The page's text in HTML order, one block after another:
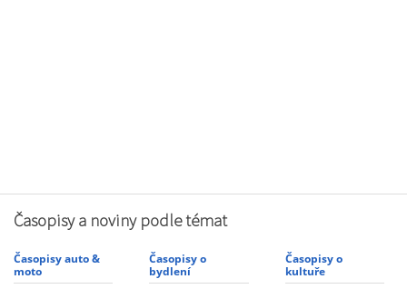
Časopisy a noviny podle témat
Časopisy auto &
moto
Časopisy o
bydlení
Časopisy o
kultuře